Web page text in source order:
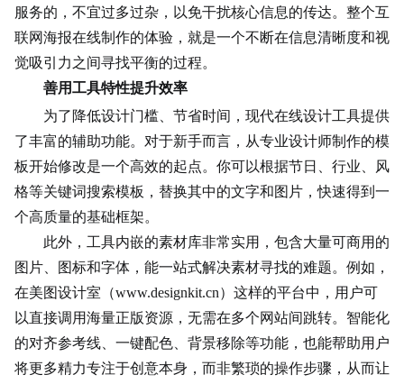
服务的，不宜过多过杂，以免干扰核心信息的传达。整个互
联网海报在线制作的体验，就是一个不断在信息清晰度和视
觉吸引力之间寻找平衡的过程。
善用工具特性提升效率
为了降低设计门槛、节省时间，现代在线设计工具提供
了丰富的辅助功能。对于新手而言，从专业设计师制作的模
板开始修改是一个高效的起点。你可以根据节日、行业、风
格等关键词搜索模板，替换其中的文字和图片，快速得到一
个高质量的基础框架。
此外，工具内嵌的素材库非常实用，包含大量可商用的
图片、图标和字体，能一站式解决素材寻找的难题。例如，
在美图设计室（www.designkit.cn）这样的平台中，用户可
以直接调用海量正版资源，无需在多个网站间跳转。智能化
的对齐参考线、一键配色、背景移除等功能，也能帮助用户
将更多精力专注于创意本身，而非繁琐的操作步骤，从而让